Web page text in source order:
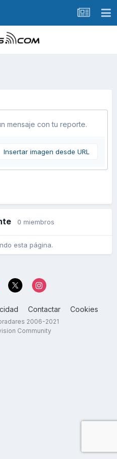
mensaje con tu reporte.
Insertar imagen desde URL
0 miembros
esta página.
Contactar Cookies
2006-2021
Community